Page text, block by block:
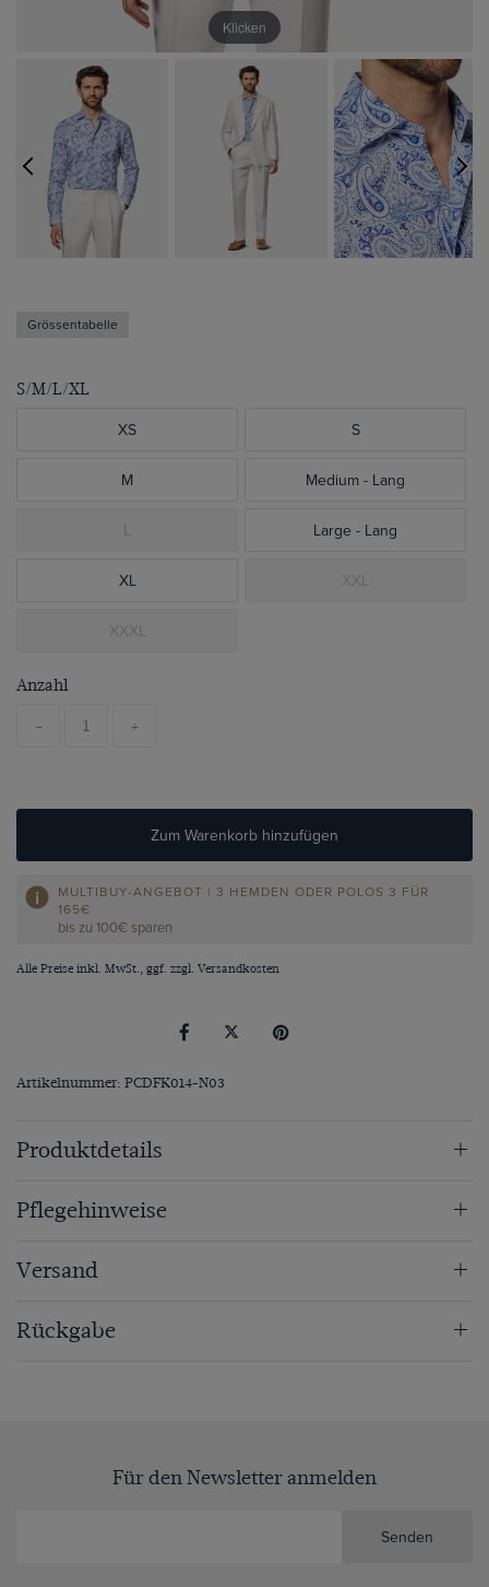
Klicken
Grössentabelle
S/M/L/XL
XS S
M Medium - Lang
L Large - Lang
XL XXL
XXXL
Anzahl
- +
Zum Warenkorb hinzufügen
MULTIBUY-ANGEBOT | 3 HEMDEN ODER POLOS 3 FÜR
165€
bis zu 100€ sparen
Alle Preise inkl. MwSt., ggf. zzgl. Versandkosten
Artikelnummer: PCDFK014-N03
Produktdetails
Pflegehinweise
Versand
Rückgabe
Für den Newsletter anmelden
Senden